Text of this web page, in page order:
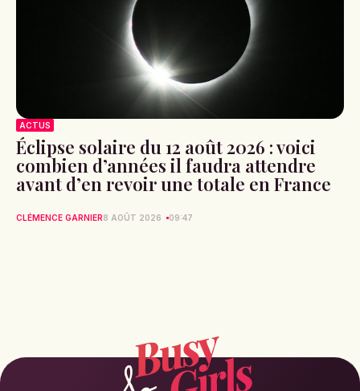
ACTUS
Éclipse solaire du 12 août 2026 : voici
combien d’années il faudra attendre
avant d’en revoir une totale en France
CLÉMENCE GARNIER8 AOÛT 2026 09:47